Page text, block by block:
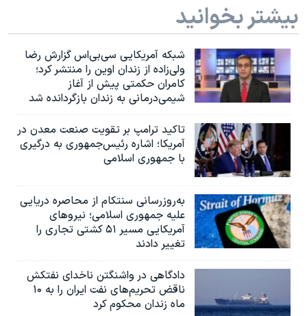
بیشتر بخوانید
شبکه آمریکایی سی‌بی‌‌اس گزارش رضا
ولی‌زاده از زندان اوین را منتشر کرد؛
کامران حکمتی پیش از آغاز
شیمی‌درمانی به زندان بازگردانده شد
تاکید ترامپ بر تقویت صنعت معدن در
آمریکا؛ اشاره رئیس‌جمهوری به درگیری
با جمهوری اسلامی
به‌روزرسانی سنتکام از محاصره دریایی
علیه جمهوری اسلامی؛ نیروهای
آمریکایی مسیر ۵۱ کشتی تجاری را
تغییر دادند
دادگاهی در واشنگتن ناخدای نفتکش
ناقض تحریم‌های نفت ایران را به ۱۰
ماه زندان محکوم کرد